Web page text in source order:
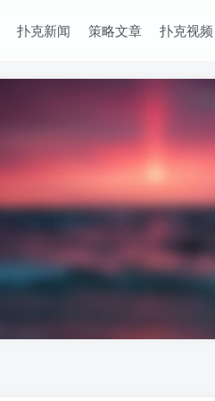
扑克新闻 策略文章 扑克视频